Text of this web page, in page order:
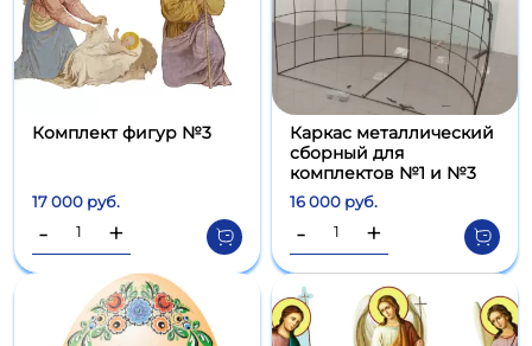
Комплект фигур №3
17 000 руб.
- +
Каркас металлический
сборный для
комплектов №1 и №3
16 000 руб.
- +